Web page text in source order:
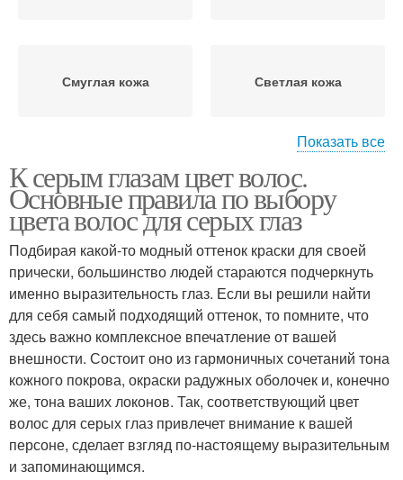
Смуглая кожа Светлая кожа
Волос под цвет
кожи
Волос для смуглой
кожи
Красноватая кожа
Бледная кожа
Волос для серо-
голубых глаз
Волос для девушек
Показать все
К серым глазам цвет волос.
Основные правила по выбору
цвета волос для серых глаз
Подбирая какой-то модный оттенок краски для своей
прически, большинство людей стараются подчеркнуть
именно выразительность глаз. Если вы решили найти
для себя самый подходящий оттенок, то помните, что
здесь важно комплексное впечатление от вашей
внешности. Состоит оно из гармоничных сочетаний тона
кожного покрова, окраски радужных оболочек и, конечно
же, тона ваших локонов. Так, соответствующий цвет
волос для серых глаз привлечет внимание к вашей
персоне, сделает взгляд по-настоящему выразительным
и запоминающимся.